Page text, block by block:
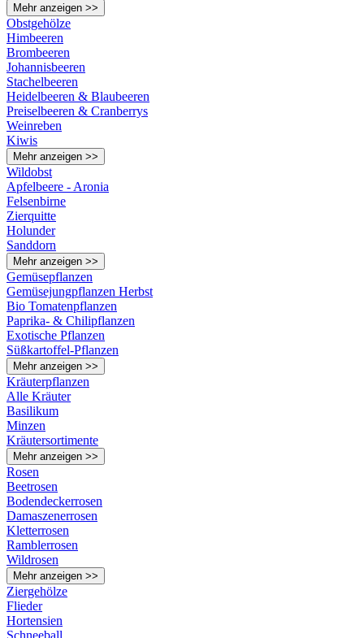
Mehr anzeigen >>
Obstgehölze
Himbeeren
Brombeeren
Johannisbeeren
Stachelbeeren
Heidelbeeren & Blaubeeren
Preiselbeeren & Cranberrys
Weinreben
Kiwis
Mehr anzeigen >>
Wildobst
Apfelbeere - Aronia
Felsenbirne
Zierquitte
Holunder
Sanddorn
Mehr anzeigen >>
Gemüsepflanzen
Gemüsejungpflanzen Herbst
Bio Tomatenpflanzen
Paprika- & Chilipflanzen
Exotische Pflanzen
Süßkartoffel-Pflanzen
Mehr anzeigen >>
Kräuterpflanzen
Alle Kräuter
Basilikum
Minzen
Kräutersortimente
Mehr anzeigen >>
Rosen
Beetrosen
Bodendeckerrosen
Damaszenerrosen
Kletterrosen
Ramblerrosen
Wildrosen
Mehr anzeigen >>
Ziergehölze
Flieder
Hortensien
Schneeball